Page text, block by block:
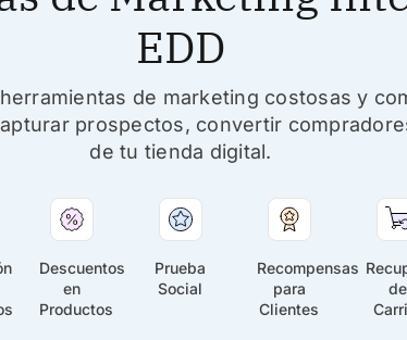
EDD
de marketing costosas y
prospectos, convertir
de tu tienda digital.
Descuentos
en
Productos
Prueba
Social
Recompensas
para
Clientes
de